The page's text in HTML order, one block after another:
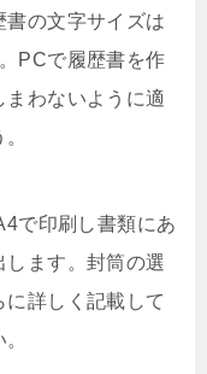
書の文字サイズは
PCで履歴書を作
わないように適
で印刷し書類にあ
します。封筒の選
詳しく記載して